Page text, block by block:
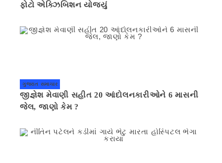
ફોટો એક્ઝિબિશન યોજ્યું
ગુજરાત સમાચાર
જીજ્ઞેશ મેવાણી સહીત 20 આંદોલનકારીઓને 6 માસની
જેલ, જાણો કેમ ?